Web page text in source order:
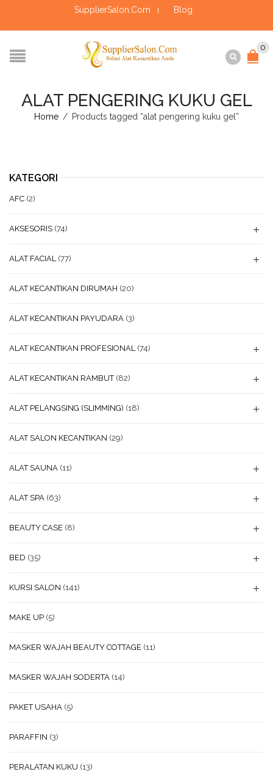
SupplierSalon.Com Blog
0
ALAT PENGERING KUKU GEL
Home / Products tagged “alat pengering kuku gel”
KATEGORI
AFC (2)
AKSESORIS (74)
ALAT FACIAL (77)
ALAT KECANTIKAN DIRUMAH (20)
ALAT KECANTIKAN PAYUDARA (3)
ALAT KECANTIKAN PROFESIONAL (74)
ALAT KECANTIKAN RAMBUT (82)
ALAT PELANGSING (SLIMMING) (18)
ALAT SALON KECANTIKAN (29)
ALAT SAUNA (11)
ALAT SPA (63)
BEAUTY CASE (8)
BED (35)
KURSI SALON (141)
MAKE UP (5)
MASKER WAJAH BEAUTY COTTAGE (11)
MASKER WAJAH SODERTA (14)
PAKET USAHA (5)
PARAFFIN (3)
PERALATAN KUKU (13)